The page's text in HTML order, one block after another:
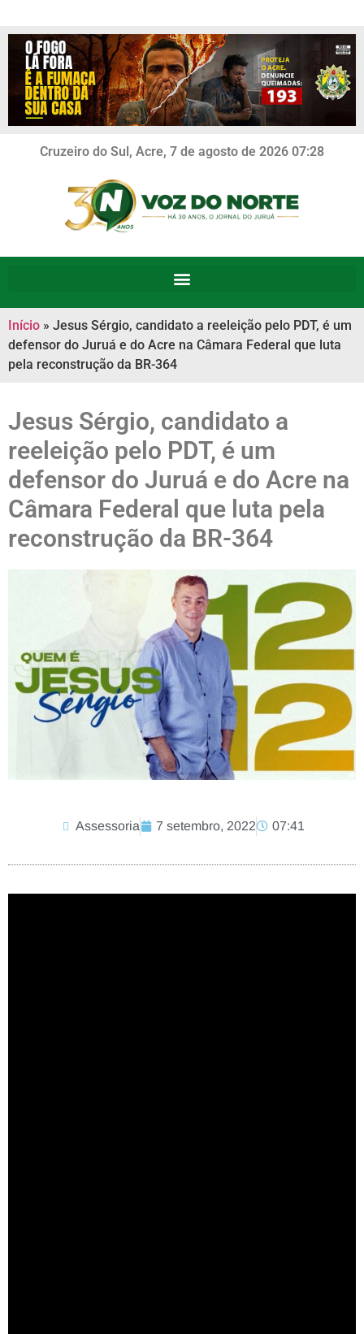
Cruzeiro do Sul, Acre, 7 de agosto de 2026 07:28
Início » Jesus Sérgio, candidato a reeleição pelo PDT, é um
defensor do Juruá e do Acre na Câmara Federal que luta
pela reconstrução da BR-364
Jesus Sérgio, candidato a
reeleição pelo PDT, é um
defensor do Juruá e do Acre na
Câmara Federal que luta pela
reconstrução da BR-364
Assessoria 7 setembro, 2022 07:41